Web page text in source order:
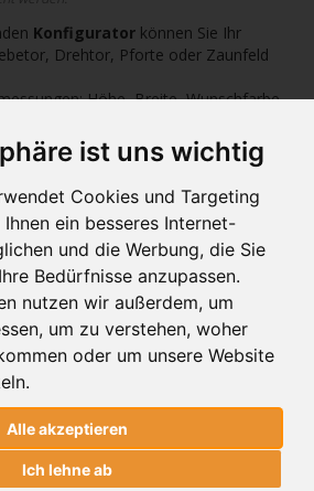
ist uns wichtig
Cookies und Targeting
ein besseres Internet-
und die Werbung, die Sie
Bedürfnisse anzupassen.
nutzen wir außerdem, um
um zu verstehen, woher
oder um unsere Website
Alle akzeptieren
Ich lehne ab
Konfigurator können Sie Ihr
Drehtor, Pforte oder Zaunfeld
Höhe, Breite, Wunschfarbe
10.01
DREHTORE 10.01
1586 €
OHNE FREIGABE